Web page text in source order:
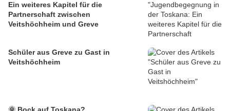
Ein weiteres Kapitel für die
Partnerschaft zwischen
Veitshöchheim und Greve
Schüler aus Greve zu Gast in
Veitshöchheim